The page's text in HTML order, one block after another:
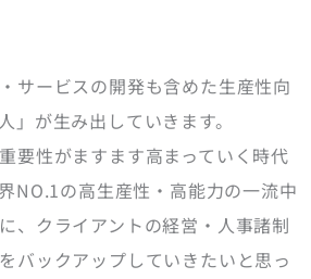
サービスの開発も含めた生産性向
」が生み出していきます。
要性がますます高まっていく時代
NO.1の高生産性・高能力の一流中
、クライアントの経営・人事諸制
バックアップしていきたいと思っ